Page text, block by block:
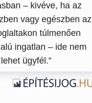
– kivéve, ha az
vagy egészben az
túlmenően
ingatlan – ide nem
ügyfél.”